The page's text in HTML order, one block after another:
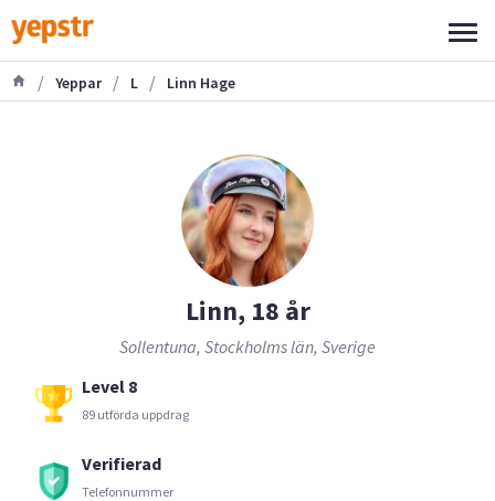
/ Yeppar / L / Linn Hage
Linn, 18 år
Sollentuna, Stockholms län, Sverige
Level 8
89 utförda uppdrag
Verifierad
Telefonnummer